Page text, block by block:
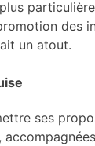
des
un atout.
ses